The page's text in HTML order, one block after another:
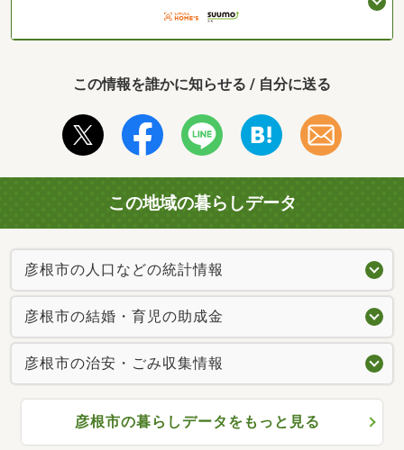
この情報を誰かに知らせる / 自分に送る
この地域の暮らしデータ
彦根市の人口などの統計情報
彦根市の結婚・育児の助成金
彦根市の治安・ごみ収集情報
彦根市の暮らしデータをもっと見る